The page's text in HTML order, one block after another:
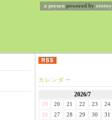
a person powered byototoy
カレンダー
2026/7
19 20 21 22 23 24
26
27 28 29 30 31